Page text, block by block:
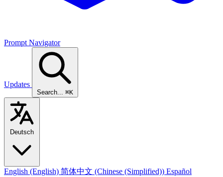
Prompt Navigator
Updates
Search... ⌘K
Deutsch
English (English) 简体中文 (Chinese (Simplified)) Español